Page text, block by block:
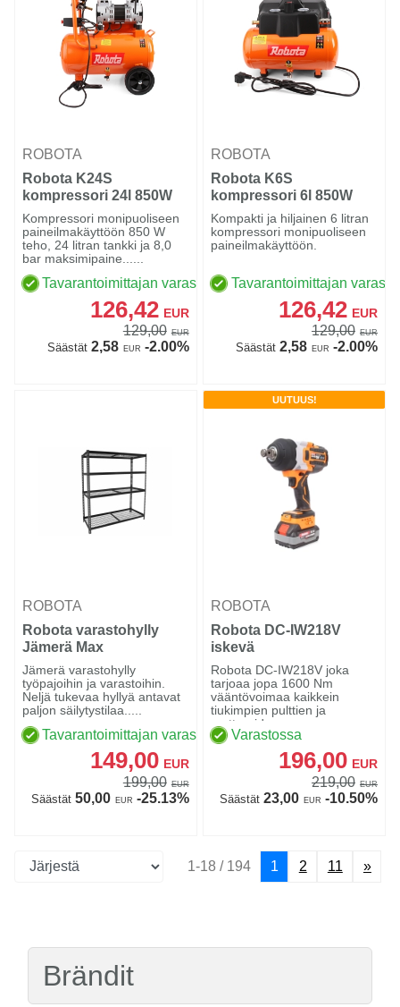
ROBOTA
Robota K24S
kompressori 24l 850W
hiljainen
Kompressori monipuoliseen
paineilmakäyttöön 850 W
teho, 24 litran tankki ja 8,0
bar maksimipaine......
Tavarantoimittajan varastossa
126,42 EUR
129,00 EUR
Säästät2,58 EUR -2.00%
ROBOTA
Robota K6S
kompressori 6l 850W
hiljainen
Kompakti ja hiljainen 6 litran
kompressori monipuoliseen
paineilmakäyttöön.
Tavarantoimittajan
126,42 EUR
129,00 EUR
Säästät2,58 EUR -2.00%
ROBOTA
Robota varastohylly
Jämerä Max
Jämerä varastohylly
työpajoihin ja varastoihin.
Neljä tukevaa hyllyä antavat
paljon säilytystilaa.....
Tavarantoimittajan varastossa
149,00 EUR
199,00 EUR
Säästät50,00 EUR -25.13%
UUTUUS!
ROBOTA
Robota DC-IW218V
iskevä
akkumutterinväännin
3/4" runko
Robota DC-IW218V joka
tarjoaa jopa 1600 Nm
vääntövoimaa kaikkein
tiukimpien pulttien ja
muttereiden...
Varastossa
196,00 EUR
219,00 EUR
Säästät23,00 EUR -10.50%
1-18 / 194 1 2 11 »
Brändit